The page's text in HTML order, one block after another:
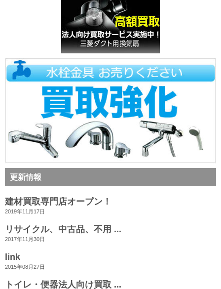
更新情報
建材買取専門店オープン！
2019年11月17日
リサイクル、中古品、不用 ...
2017年11月30日
link
2015年08月27日
トイレ・便器法人向け買取 ...